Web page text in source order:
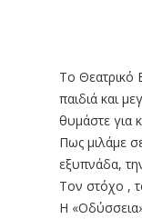
Το Θεατρικό
παιδιά και
θυμάστε για
Πως μιλάμε
εξυπνάδα,
Τον στόχο ,
Η